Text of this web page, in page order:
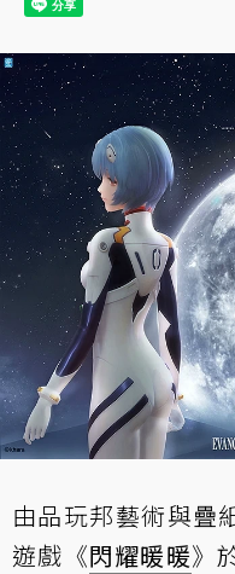
由品玩邦藝術與疊
遊戲《閃耀暖暖》